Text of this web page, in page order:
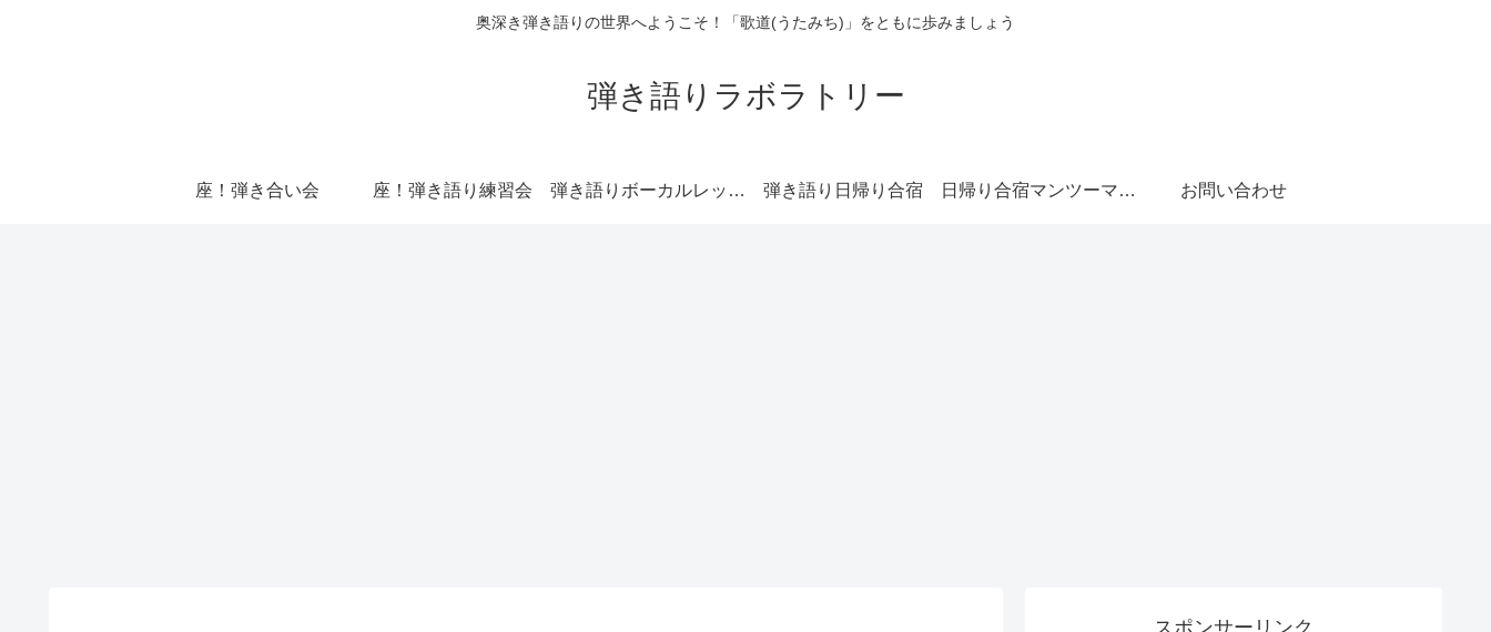
奥深き弾き語りの世界へようこそ！「歌道(うたみち)」をともに歩みましょう
弾き語りラボラトリー
座！弾き合い会 座！弾き語り練習会 弾き語りボーカルレッスン 弾き語り日帰り合宿 日帰り合宿マンツーマン編 お問い合わせ
スポンサーリンク